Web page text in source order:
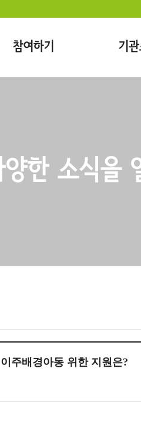
참여하기 기
한 소식을
주배경아동 위한 지원은?